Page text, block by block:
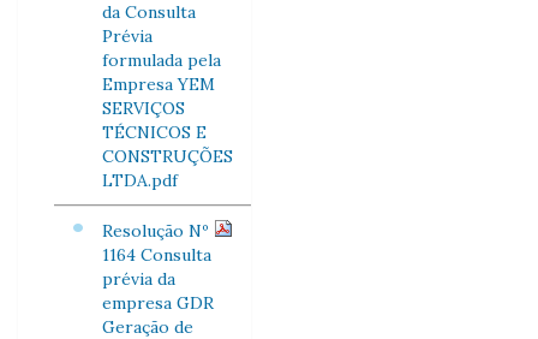
da Consulta
Prévia
formulada pela
Empresa YEM
SERVIÇOS
TÉCNICOS E
CONSTRUÇÕES
LTDA.pdf
Resolução Nº
1164 Consulta
prévia da
empresa GDR
Geração de